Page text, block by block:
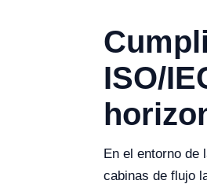
ISO/
En el entorno de
cabinas de flujo